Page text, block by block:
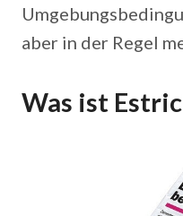
aber in der Regel
Was ist